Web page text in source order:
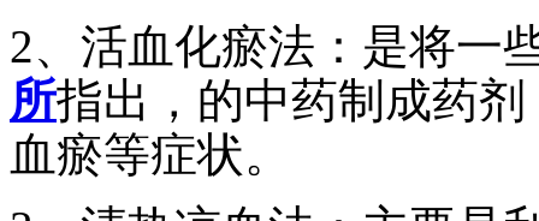
2、活血化瘀法：是将一
所指出，的中药制成药
血瘀等症状。